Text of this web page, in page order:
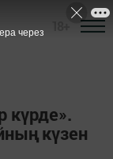
күрде».
күзен
через